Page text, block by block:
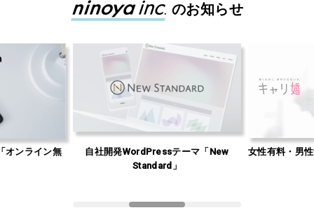
のお知らせ
オンライン無
自社開発WordPressテーマ「New
Standard」
女性有料・男